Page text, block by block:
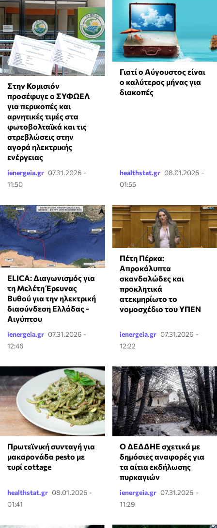
Στην Κομισιόν
προσέφυγε ο ΣΥΦΩΕΛ
για περικοπές και
αρνητικές τιμές στα
φωτοβολταϊκά και τις
στρεβλώσεις στην
αγορά ηλεκτρικής
ενέργειας
ienergeia.gr 07.31.2026 -
11:50
Γιατί ο Αύγουστος είναι
ο καλύτερος μήνας για
διακοπές
healthstat.gr 08.01.2026 -
01:55
ELICA: Διαγωνισμός για
τη Μελέτη Έρευνας
Βυθού για την ηλεκτρική
διασύνδεση Ελλάδας -
Αιγύπτου
ienergeia.gr 07.31.2026 -
12:46
Πέτη Πέρκα:
Απροκάλυπτα
σκανδαλώδες και
προκλητικά
ατεκμηρίωτο το
νομοσχέδιο του ΥΠΕΝ
ienergeia.gr 07.31.2026 -
12:22
Πρωτεϊνική συνταγή για
μακαρονάδα pesto με
τυρί cottage
healthstat.gr 08.01.2026 -
01:41
Ο ΔΕΔΔΗΕ σχετικά με
δημόσιες αναφορές για
τα αίτια εκδήλωσης
πυρκαγιών
ienergeia.gr 07.31.2026 -
11:29